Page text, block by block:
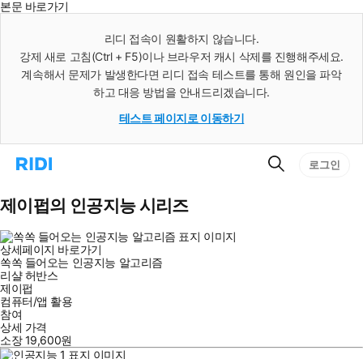
본문 바로가기
리디 접속이 원활하지 않습니다.
강제 새로 고침(Ctrl + F5)이나 브라우저 캐시 삭제를 진행해주세요.
계속해서 문제가 발생한다면 리디 접속 테스트를 통해 원인을 파악
하고 대응 방법을 안내드리겠습니다.
테스트 페이지로 이동하기
리
으
로
동
검
로그인
제이펍의 인공지능 시리즈
상세페이지 바로가기
쏙쏙 들어오는 인공지능 알고리즘
리샬 허반스
제이펍
컴퓨터/앱 활용
참여
상세 가격
소장19,600원